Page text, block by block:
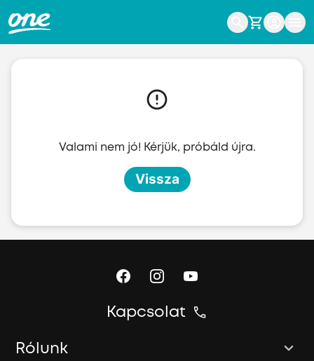
Valami nem jó! Kérjük, próbáld újra.
Vissza
Kapcsolat
Rólunk